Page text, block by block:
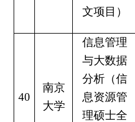
文项目）
40
南京
大学
信息管理
与大数据
分析（信
息资源管
理硕士全